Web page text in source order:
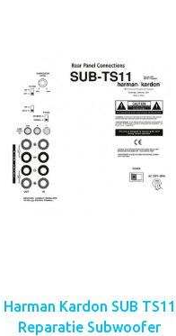
Harman Kardon SUB TS11
Reparatie Subwoofer